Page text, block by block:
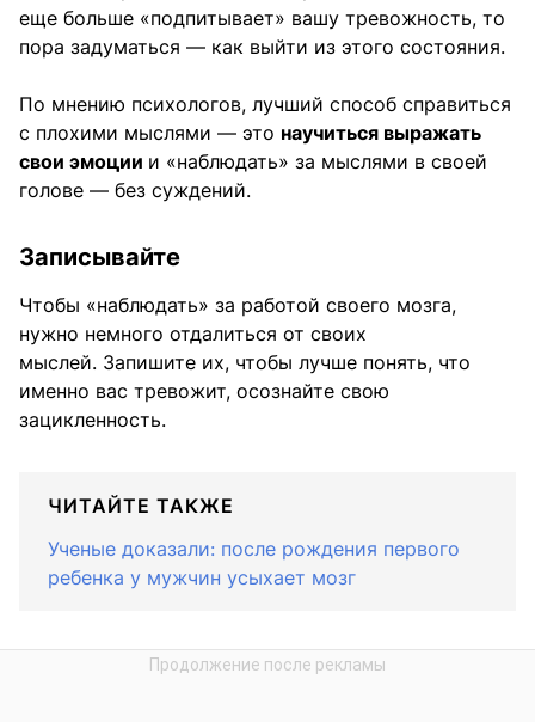
еще больше «подпитывает» вашу тревожность, то
пора задуматься — как выйти из этого состояния.
По мнению психологов, лучший способ справиться
с плохими мыслями — это научиться выражать
свои эмоции и «наблюдать» за мыслями в своей
голове — без суждений.
Записывайте
Чтобы «наблюдать» за работой своего мозга,
нужно немного отдалиться от своих
мыслей. Запишите их, чтобы лучше понять, что
именно вас тревожит, осознайте свою
зацикленность.
ЧИТАЙТЕ ТАКЖЕ
Ученые доказали: после рождения первого
ребенка у мужчин усыхает мозг